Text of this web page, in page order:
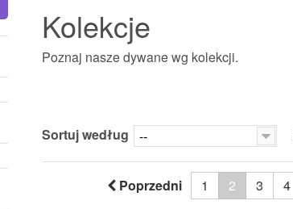
Kolekcje
Poznaj nasze dywane wg kolekcji.
Sortuj według --
Poprzedni 1 2 3 4